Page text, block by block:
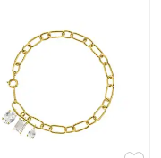
すべてのジュエリー